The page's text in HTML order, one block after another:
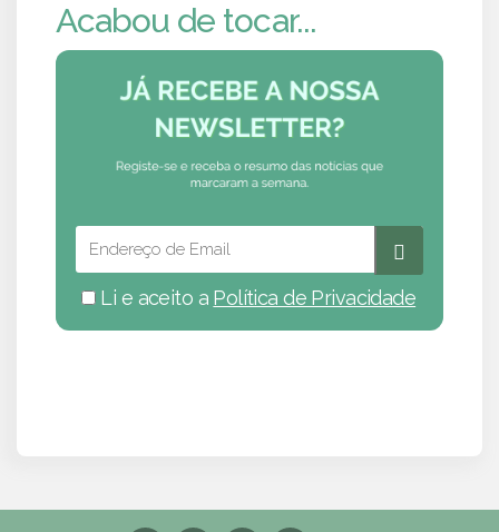
Acabou de tocar...
Li e aceito a Política de Privacidade